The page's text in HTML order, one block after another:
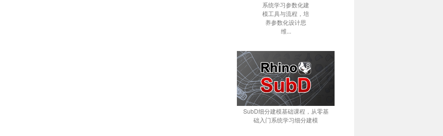
系统学习参数化建
模工具与流程，培
养参数化设计思
维...
SubD细分建模基础课程，从零基
础入门系统学习细分建模